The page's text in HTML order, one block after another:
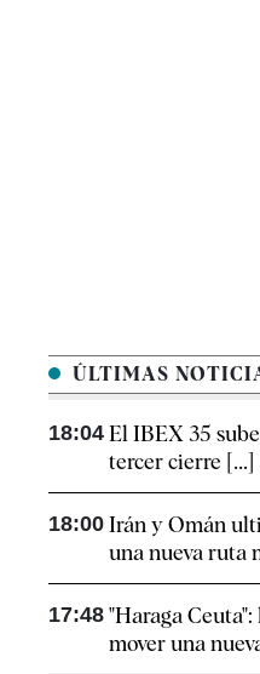
ÚLTIMAS
18:04 El IBEX 35
tercer cierre [...]
18:00 Irán y Omán
una nueva ruta
17:48 "Haraga
mover una